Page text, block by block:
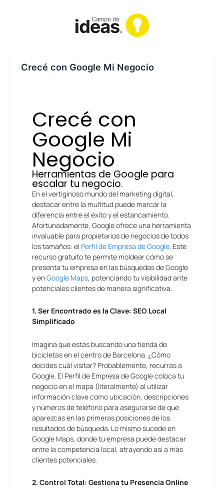
Crecé con Google Mi Negocio
Crecé con
Google Mi
Negocio
Herramientas de Google para
escalar tu negocio.
En el vertiginoso mundo del marketing digital,
destacar entre la multitud puede marcar la
diferencia entre el éxito y el estancamiento.
Afortunadamente, Google ofrece una herramienta
invaluable para propietarios de negocios de todos
los tamaños: el Perfil de Empresa de Google. Este
recurso gratuito te permite moldear cómo se
presenta tu empresa en las búsquedas de Google
y enGoogle Maps, potenciando tu visibilidad ante
potenciales clientes de manera significativa.
1. Ser Encontrado es la Clave: SEO Local
Simplificado
Imagina que estás buscando una tienda de
bicicletas en el centro de Barcelona. ¿Cómo
decides cuál visitar? Probablemente, recurras a
Google. El Perfil de Empresa de Google coloca tu
negocio en el mapa (literalmente) al utilizar
información clave como ubicación, descripciones
y números de teléfono para asegurarse de que
aparezcas en las primeras posiciones de los
resultados de búsqueda. Lo mismo sucede en
Google Maps, donde tu empresa puede destacar
entre la competencia local, atrayendo así a más
clientes potenciales.
2. Control Total: Gestiona tu Presencia Online